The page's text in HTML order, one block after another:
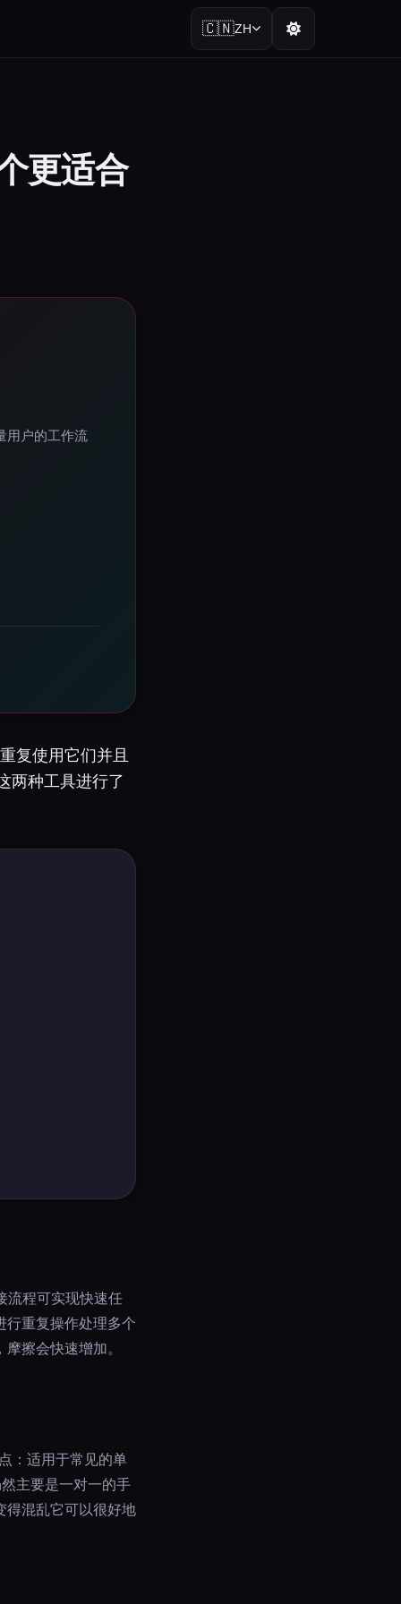
🇨🇳ZH
更适合
用户的工作流
复使用它们并且
两种工具进行了
流程可实现快速任
行重复操作处理多个
擦会快速增加。
：适用于常见的单
主要是一对一的手
得混乱它可以很好地